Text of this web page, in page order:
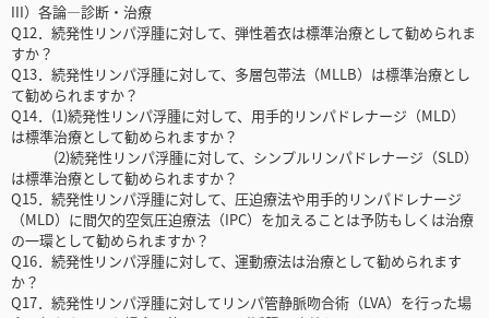
III）各論―診断・治療
Q12．続発性リンパ浮腫に対して、弾性着衣は標準治療として勧められま
すか？
Q13．続発性リンパ浮腫に対して、多層包帯法（MLLB）は標準治療とし
て勧められますか？
Q14．(1)続発性リンパ浮腫に対して、用手的リンパドレナージ（MLD）
は標準治療として勧められますか？
(2)続発性リンパ浮腫に対して、シンプルリンパドレナージ（SLD）
は標準治療として勧められますか？
Q15．続発性リンパ浮腫に対して、圧迫療法や用手的リンパドレナージ
（MLD）に間欠的空気圧迫療法（IPC）を加えることは予防もしくは治療
の一環として勧められますか？
Q16．続発性リンパ浮腫に対して、運動療法は治療として勧められます
か？
Q17．続発性リンパ浮腫に対してリンパ管静脈吻合術（LVA）を行った場